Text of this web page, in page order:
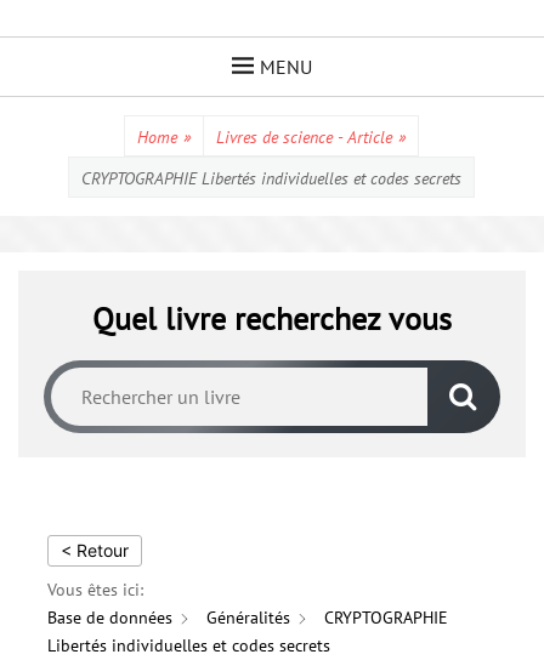
MENU
Home » Livres de science - Article »
CRYPTOGRAPHIE Libertés individuelles et codes secrets
Quel livre recherchez vous
< Retour
Vous êtes ici:
Base de données
Généralités
CRYPTOGRAPHIE
Libertés individuelles et codes secrets